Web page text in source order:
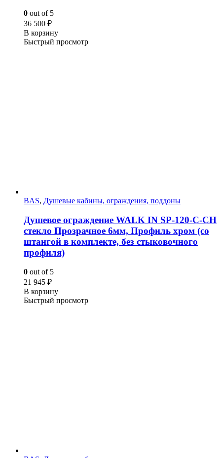
0 out of 5
36 500 ₽
В корзину
Быстрый просмотр
BAS, Душевые кабины, ограждения, поддоны
Душевое ограждение WALK IN SP-120-C-CH
стекло Прозрачное 6мм, Профиль хром (со
штангой в комплекте, без стыковочного
профиля)
0 out of 5
21 945 ₽
В корзину
Быстрый просмотр